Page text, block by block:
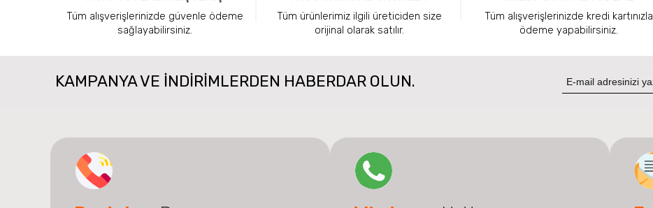
Tüm alışverişlerinizde güvenle ödeme
sağlayabilirsiniz.
Tüm ürünlerimiz ilgili üreticiden size
orijinal olarak satılır.
Tüm alışverişlerinizde kredi kartınızla
ödeme yapabilirsiniz.
KAMPANYA VE INDIRIMLERDEN HABERDAR OLUN.